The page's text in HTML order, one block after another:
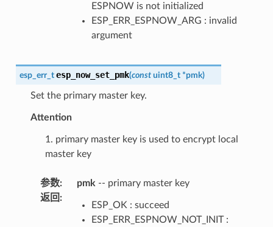
ESPNOW is not initialized
ESP_ERR_ESPNOW_ARG : invalid
argument
esp_err_t esp_now_set_pmk(const uint8_t *pmk)
Set the primary master key.
Attention
1. primary master key is used to encrypt local
master key
参数: pmk -- primary master key
返回 :
ESP_OK : succeed
ESP_ERR_ESPNOW_NOT_INIT :